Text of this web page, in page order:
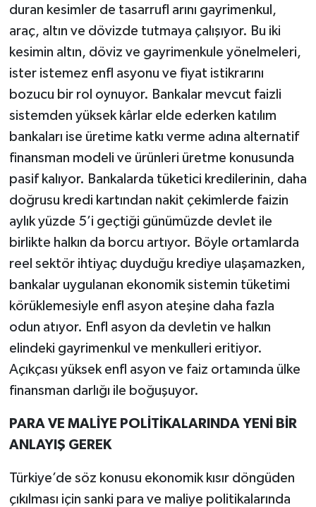
duran kesimler de tasarrufl arını gayrimenkul,
araç, altın ve dövizde tutmaya çalışıyor. Bu iki
kesimin altın, döviz ve gayrimenkule yönelmeleri,
ister istemez enfl asyonu ve fiyat istikrarını
bozucu bir rol oynuyor. Bankalar mevcut faizli
sistemden yüksek kârlar elde ederken katılım
bankaları ise üretime katkı verme adına alternatif
finansman modeli ve ürünleri üretme konusunda
pasif kalıyor. Bankalarda tüketici kredilerinin, daha
doğrusu kredi kartından nakit çekimlerde faizin
aylık yüzde 5’i geçtiği günümüzde devlet ile
birlikte halkın da borcu artıyor. Böyle ortamlarda
reel sektör ihtiyaç duyduğu krediye ulaşamazken,
bankalar uygulanan ekonomik sistemin tüketimi
körüklemesiyle enfl asyon ateşine daha fazla
odun atıyor. Enfl asyon da devletin ve halkın
elindeki gayrimenkul ve menkulleri eritiyor.
Açıkçası yüksek enfl asyon ve faiz ortamında ülke
finansman darlığı ile boğuşuyor.
PARA VE MALİYE POLİTİKALARINDA YENİ BİR
ANLAYIŞ GEREK
Türkiye’de söz konusu ekonomik kısır döngüden
çıkılması için sanki para ve maliye politikalarında